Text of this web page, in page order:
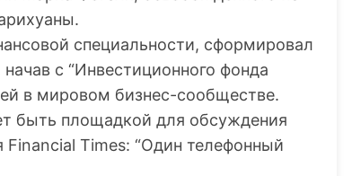
специальности, сформировал
с “Инвестиционного фонда
в мировом бизнес-сообществе.
быть площадкой для обсуждения
Times: “Один телефонный